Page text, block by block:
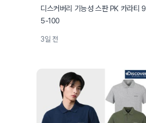
디스커버리 기능성 스판 PK 카라티 9
5-100
3일 전